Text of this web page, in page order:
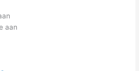
aan